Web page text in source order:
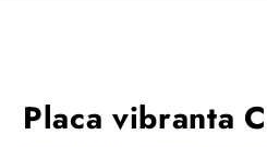
Placa vibranta